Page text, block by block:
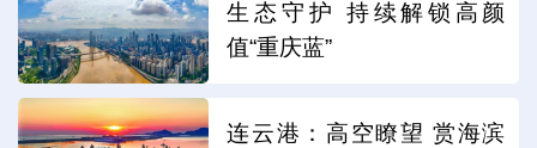
生态守护 持续解锁高颜
值“重庆蓝”
连云港：高空瞭望 赏海滨